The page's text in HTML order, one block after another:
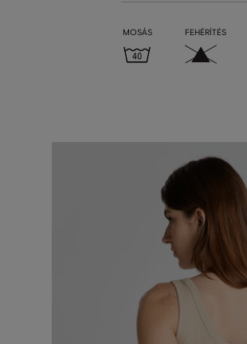
MOSÁS FEHÉRÍTÉS